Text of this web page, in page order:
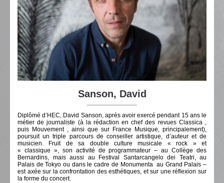
Sanson, David
Diplômé d’HEC, David Sanson, après avoir exercé pendant 15 ans le
métier de journaliste (à la rédaction en chef des revues Classica ,
puis Mouvement , ainsi que sur France Musique, principalement),
poursuit un triple parcours de conseiller artistique, d’auteur et de
musicien. Fruit de sa double culture musicale « rock » et
« classique », son activité de programmateur – au Collège des
Bernardins, mais aussi au Festival Santarcangelo dei Teatri, au
Palais de Tokyo ou dans le cadre de Monumenta au Grand Palais –
est axée sur la confrontation des esthétiques, et sur une réflexion sur
la forme du concert.